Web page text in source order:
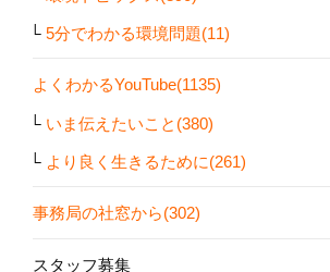
5分でわかる環境問題(11)
よくわかるYouTube(1135)
いま伝えたいこと(380)
より良く生きるために(261)
事務局の社窓から(302)
スタッフ募集